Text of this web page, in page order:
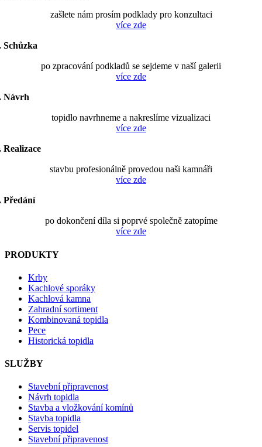
zašlete nám prosím podklady pro konzultaci
více zde
Schůzka
po zpracování podkladů se sejdeme v naší galerii
více zde
Návrh
topidlo navrhneme a nakreslíme vizualizaci
více zde
Realizace
stavbu profesionálně provedou naši kamnáři
více zde
Předání
po dokončení díla si poprvé společně zatopíme
více zde
PRODUKTY
Krby
Kachlové sporáky
Kachlová kamna
Zahradní sortiment
Kombinovaná topidla
Pece
Historická topidla
SLUŽBY
Stavební připravenost
Návrh topidla
Stavba a vložkování komínů
Stavba topidla
Servis topidel
Stavební připravenost